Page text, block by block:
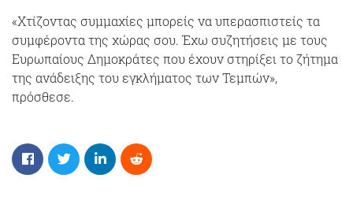
«Χτίζοντας συμμαχίες μπορείς να υπερασπιστείς τα
συμφέροντα της χώρας σου. Έχω συζητήσεις με τους
Ευρωπαίους Δημοκράτες που έχουν στηρίξει το ζήτημα
της ανάδειξης του εγκλήματος των Τεμπών»,
πρόσθεσε.